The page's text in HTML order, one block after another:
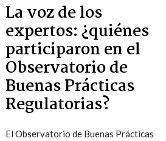
La voz de los
expertos: ¿quiénes
participaron en el
Observatorio de
Buenas Prácticas
Regulatorias?
El Observatorio de Buenas Prácticas